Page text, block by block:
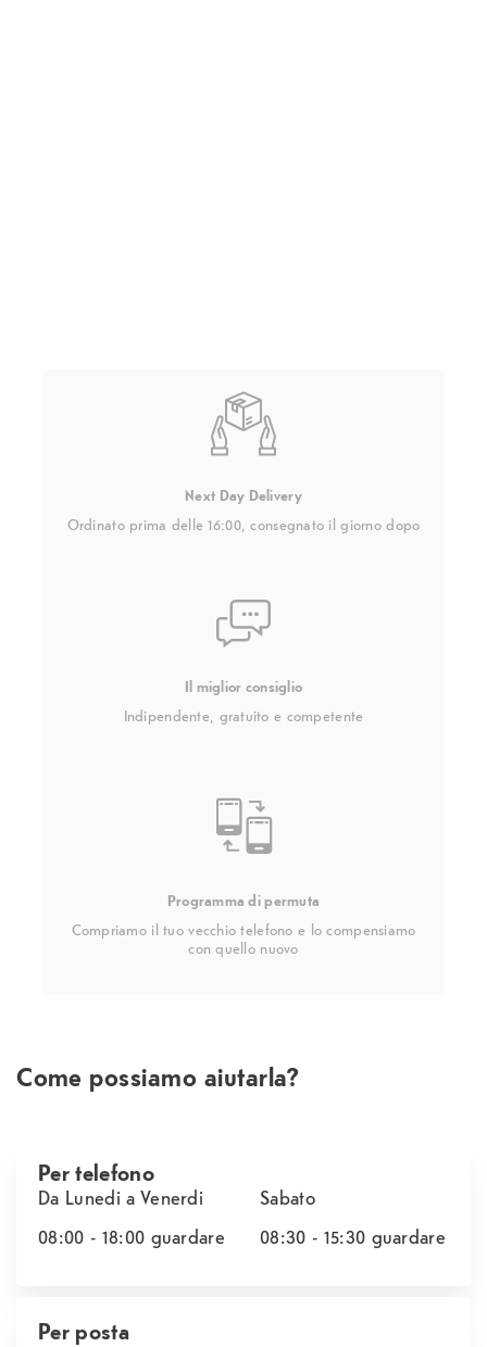
Next Day Delivery
Ordinato prima delle 16:00, consegnato il giorno dopo
Il miglior consiglio
Indipendente, gratuito e competente
Programma di permuta
Compriamo il tuo vecchio telefono e lo compensiamo
con quello nuovo
Come possiamo aiutarla?
Per telefono
Da Lunedi a Venerdi
08:00 - 18:00 guardare
Sabato
08:30 - 15:30 guardare
Per posta